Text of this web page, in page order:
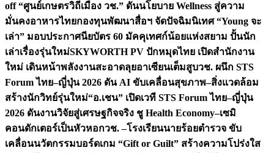
off “ศูนย์เกษตรวิถีเมือง วช.” ดันนโยบาย Wellness สู่ความ
มั่นคงอาหารไทยกองทุนพัฒนาสื่อฯ จัดปัจฉิมนิเทศ “Young จะ
เล่า” มอบประกาศนียบัตร 60 มัคคุเทศก์น้อยแห่งสยาม ปั้นนัก
เล่าเรื่องรุ่นใหม่SKYWORTH PV ปักหมุดไทย เปิดสำนักงาน
ใหม่ เดินหน้าพลังงานสะอาดลุยอาเซียนเต็มสูบวช. ผนึก STS
Forum ไทย–ญี่ปุ่น 2026 ดัน AI ขับเคลื่อนสุขภาพ–สิ่งแวดล้อม
สร้างนักวิทย์รุ่นใหม่“อ.เชน” เปิดเวที STS Forum ไทย–ญี่ปุ่น
2026 ดันงานวิจัยสู่เศรษฐกิจจริง ชู Health Economy–เซมิ
คอนดักเตอร์เป็นหัวหอกวช. –โรงเรียนนายร้อยตำรวจ ขับ
เคลื่อนนวัตกรรมบอร์ดเกม “Gift or Guilt” สร้างความโปร่งใส